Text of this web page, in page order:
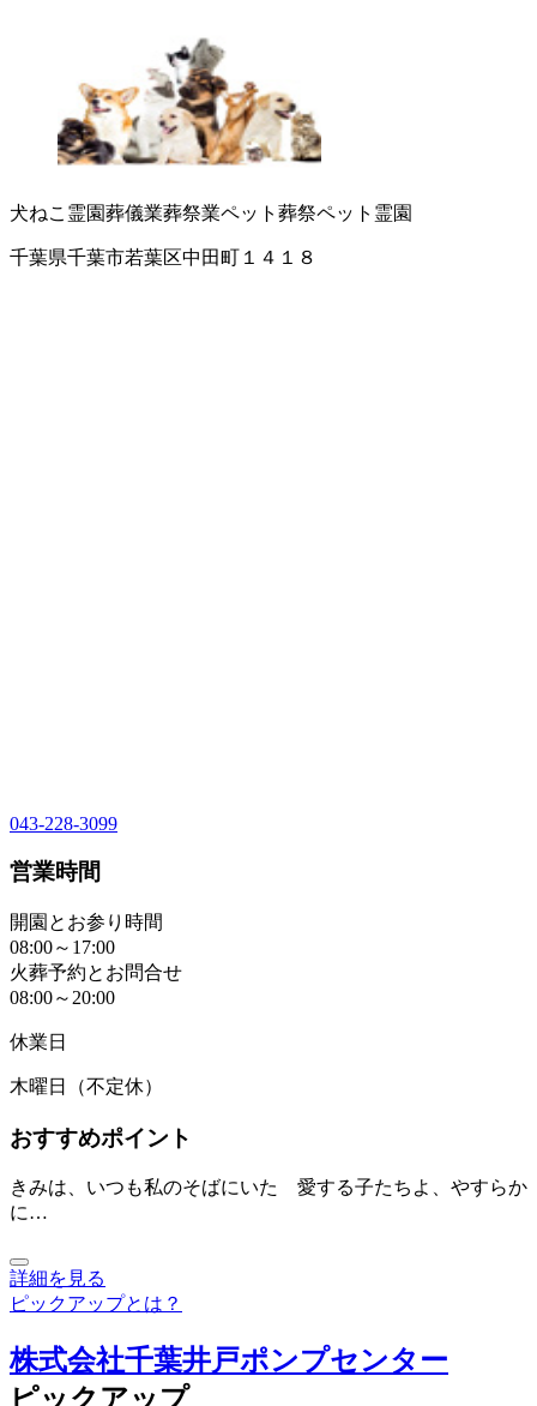
犬ねこ霊園葬儀業葬祭業ペット葬祭ペット霊園
千葉県千葉市若葉区中田町１４１８
043-228-3099
営業時間
開園とお参り時間
08:00～17:00
火葬予約とお問合せ
08:00～20:00
休業日
木曜日（不定休）
おすすめポイント
きみは、いつも私のそばにいた 愛する子たちよ、やすらか
に…
詳細を見る
ピックアップとは？
株式会社千葉井戸ポンプセンター
ピックアップ